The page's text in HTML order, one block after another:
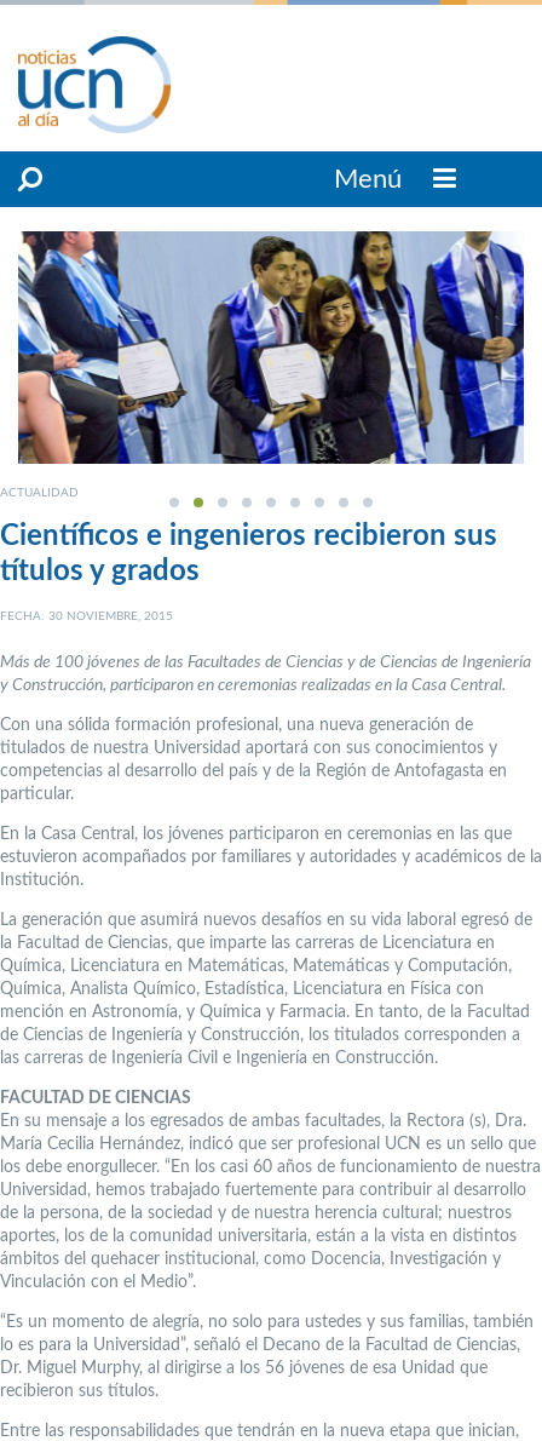
Menú
ACTUALIDAD
Científicos e ingenieros recibieron sus
títulos y grados
FECHA: 30 NOVIEMBRE, 2015
Más de 100 jóvenes de las Facultades de Ciencias y de Ciencias de Ingeniería
y Construcción, participaron en ceremonias realizadas en la Casa Central.
Con una sólida formación profesional, una nueva generación de
titulados de nuestra Universidad aportará con sus conocimientos y
competencias al desarrollo del país y de la Región de Antofagasta en
particular.
En la Casa Central, los jóvenes participaron en ceremonias en las que
estuvieron acompañados por familiares y autoridades y académicos de la
Institución.
La generación que asumirá nuevos desafíos en su vida laboral egresó de
la Facultad de Ciencias, que imparte las carreras de Licenciatura en
Química, Licenciatura en Matemáticas, Matemáticas y Computación,
Química, Analista Químico, Estadística, Licenciatura en Física con
mención en Astronomía, y Química y Farmacia. En tanto, de la Facultad
de Ciencias de Ingeniería y Construcción, los titulados corresponden a
las carreras de Ingeniería Civil e Ingeniería en Construcción.
FACULTAD DE CIENCIAS
En su mensaje a los egresados de ambas facultades, la Rectora (s), Dra.
María Cecilia Hernández, indicó que ser profesional UCN es un sello que
los debe enorgullecer. “En los casi 60 años de funcionamiento de nuestra
Universidad, hemos trabajado fuertemente para contribuir al desarrollo
de la persona, de la sociedad y de nuestra herencia cultural; nuestros
aportes, los de la comunidad universitaria, están a la vista en distintos
ámbitos del quehacer institucional, como Docencia, Investigación y
Vinculación con el Medio”.
“Es un momento de alegría, no solo para ustedes y sus familias, también
lo es para la Universidad”, señaló el Decano de la Facultad de Ciencias,
Dr. Miguel Murphy, al dirigirse a los 56 jóvenes de esa Unidad que
recibieron sus títulos.
Entre las responsabilidades que tendrán en la nueva etapa que inician,